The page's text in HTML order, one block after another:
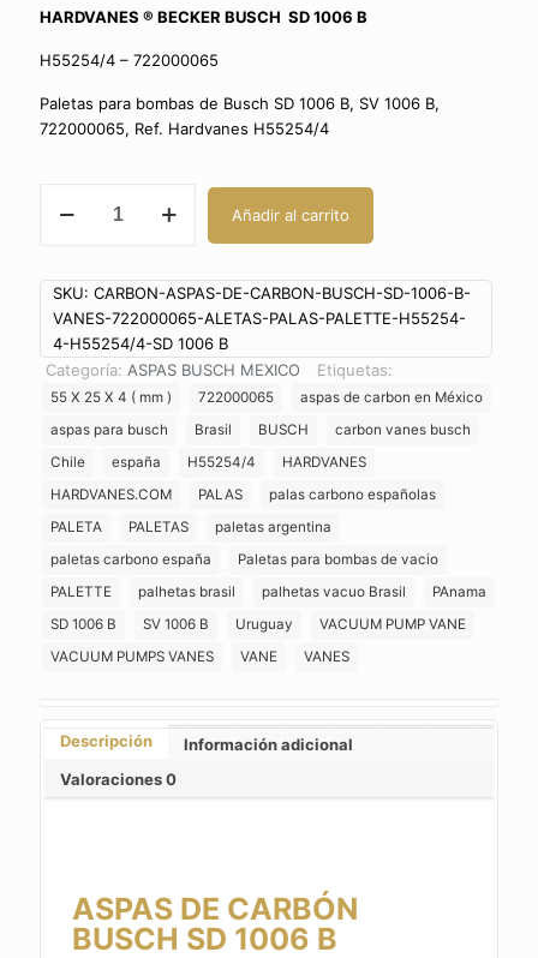
HARDVANES ® BECKER BUSCH SD 1006 B
H55254/4 – 722000065
Paletas para bombas de Busch SD 1006 B, SV 1006 B,
722000065, Ref. Hardvanes H55254/4
BUSCH
VANES
722000065 ALETAS
ÁLABES
PALETAS
PALHETAS
PALAS
PALETTES
H55254/4
LATINOAMERICA
BRASIL
LATAM
Añadir al carrito
SKU: CARBON-ASPAS-DE-CARBON-BUSCH-SD-1006-B-
VANES-722000065-ALETAS-PALAS-PALETTE-H55254-
4-H55254/4-SD 1006 B
Categoría: ASPAS BUSCH MEXICO Etiquetas:
55 X 25 X 4 ( mm ) 722000065
aspas de carbon en México
aspas para busch
Brasil BUSCH
carbon vanes busch
Chile
españa H55254/4
HARDVANES
HARDVANES.COM
PALAS
palas carbono españolas
PALETA
PALETAS
paletas argentina
paletas carbono españa
Paletas para bombas de vacio
PALETTE
palhetas brasil palhetas vacuo Brasil
PAnama
SD 1006 B
SV 1006 B Uruguay
VACUUM PUMP VANE
VACUUM PUMPS VANES
VANE VANES
Descripción
Información adicional
Valoraciones0
ASPAS DE CARBÓN
BUSCH SD 1006 B